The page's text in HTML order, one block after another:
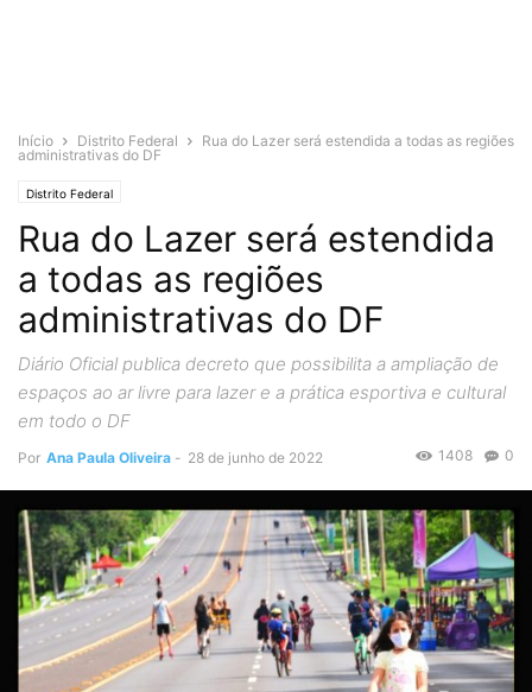
Início Distrito Federal
Rua do Lazer será estendida a todas as regiões
administrativas do DF
Distrito Federal
Rua do Lazer será estendida
a todas as regiões
administrativas do DF
Diário Oficial publica decreto que possibilita a ampliação de
espaços ao ar livre para lazer e a prática esportiva e cultural
em todo o DF
Por Ana Paula Oliveira - 28 de junho de 2022 0
1408